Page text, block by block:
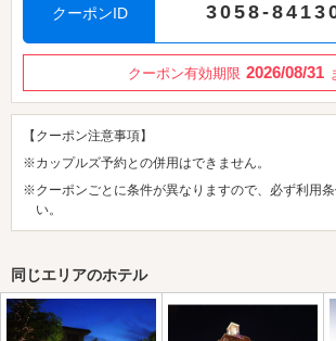
クーポンID 3058-
クーポン有効期限 2026/08/31
【クーポン注意事項】
※カップルズ予約との併用はできません。
※クーポンごとに条件が異なりますので、必ず利用
い。
同じエリアのホテル